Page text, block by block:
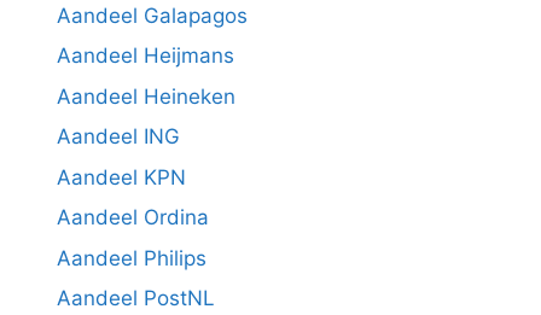
Aandeel Galapagos
Aandeel Heijmans
Aandeel Heineken
Aandeel ING
Aandeel KPN
Aandeel Ordina
Aandeel Philips
Aandeel PostNL